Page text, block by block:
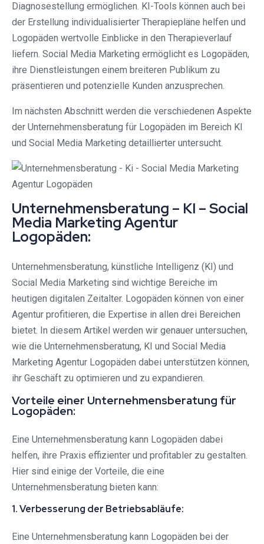
Diagnosestellung ermöglichen. KI-Tools können auch bei
der Erstellung individualisierter Therapiepläne helfen und
Logopäden wertvolle Einblicke in den Therapieverlauf
liefern. Social Media Marketing ermöglicht es Logopäden,
ihre Dienstleistungen einem breiteren Publikum zu
präsentieren und potenzielle Kunden anzusprechen.
Im nächsten Abschnitt werden die verschiedenen Aspekte
der Unternehmensberatung für Logopäden im Bereich KI
und Social Media Marketing detaillierter untersucht.
Unternehmensberatung – KI – Social
Media Marketing Agentur
Logopäden:
Unternehmensberatung, künstliche Intelligenz (KI) und
Social Media Marketing sind wichtige Bereiche im
heutigen digitalen Zeitalter. Logopäden können von einer
Agentur profitieren, die Expertise in allen drei Bereichen
bietet. In diesem Artikel werden wir genauer untersuchen,
wie die Unternehmensberatung, KI und Social Media
Marketing Agentur Logopäden dabei unterstützen können,
ihr Geschäft zu optimieren und zu expandieren.
Vorteile einer Unternehmensberatung für
Logopäden:
Eine Unternehmensberatung kann Logopäden dabei
helfen, ihre Praxis effizienter und profitabler zu gestalten.
Hier sind einige der Vorteile, die eine
Unternehmensberatung bieten kann:
1. Verbesserung der Betriebsabläufe:
Eine Unternehmensberatung kann Logopäden bei der